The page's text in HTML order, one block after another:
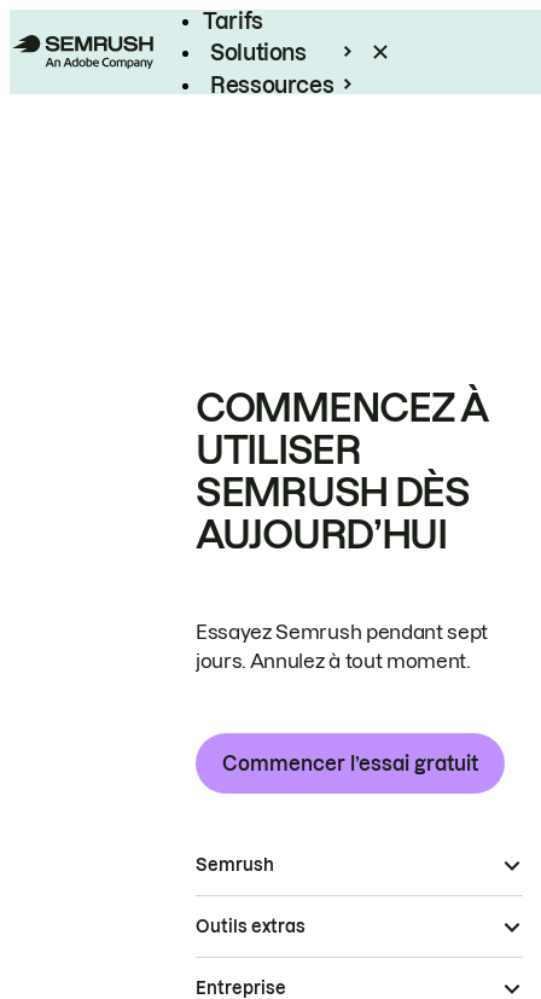
Tarifs
Solutions
Ressources
COMMENCEZ À
UTILISER
SEMRUSH DÈS
AUJOURD’HUI
Essayez Semrush pendant sept
jours. Annulez à tout moment.
Commencer l’essai gratuit
Semrush
Outils extras
Entreprise